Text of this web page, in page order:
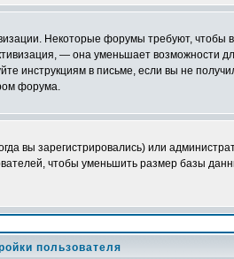
Некоторые форумы требуют,
— она уменьшает возможности
инструкциям в письме, если вы не
форума.
вы зарегистрировались) или
чтобы уменьшить размер базы
пользователя